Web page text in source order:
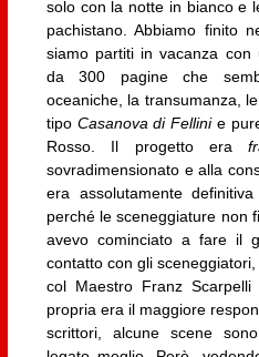
solo con la notte in bianco e
pachistano. Abbiamo finito
siamo partiti in vacanza con
da 300 pagine che
oceaniche, la transumanza,
tipo Casanova di Fellinie
Rosso. Il progetto era
sovradimensionato e alla
era assolutamente
perché le sceneggiature non
avevo cominciato a fare il
contatto con gli
col Maestro Franz
propria era il maggiore
scrittori, alcune scene